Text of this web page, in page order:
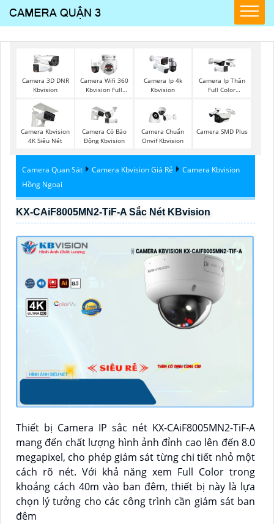
Camera 3D DNR
Kbvision
Camera Wifi 360
Kbvision Full
Camera Ip 4k
Kbvision
Camera Ip Thân
Full Color
Camera Kbvision
4K Siêu Nét
Camera Có Báo
Động Kbvision
Camera Chuẩn
Onvif Kbvision
Camera SMD Plus
Camera Quan Sát Camera Kbvision Giá Rẻ
Camera Kbvision
Hồng Ngoại
KX-CAiF8005MN2-TiF-A Sắc Nét KBvision
Thiết bị Camera IP sắc nét KX-CAiF8005MN2-TiF-A
mang đến chất lượng hình ảnh đỉnh cao lên đến 8.0
megapixel, cho phép giám sát từng chi tiết nhỏ một
cách rõ nét. Với khả năng xem Full Color trong
khoảng cách 40m vào ban đêm, thiết bị này là lựa
chọn lý tưởng cho các công trình cần giám sát ban
đêm